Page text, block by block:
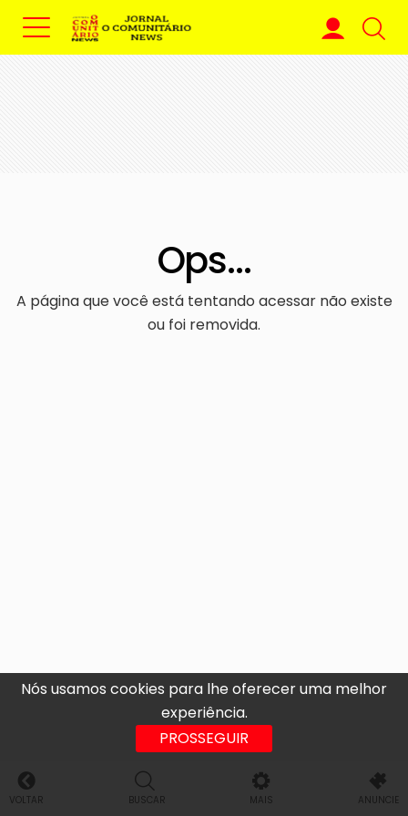
Nós usamos cookies para lhe oferecer uma melhor
experiência.
PROSSEGUIR
Ops...
A página que você está tentando acessar não existe
ou foi removida.
VOLTAR BUSCAR MAIS ANUNCIE